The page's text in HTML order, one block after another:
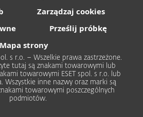
Zarządzaj cookies
Prześlij próbkę
Mapa strony
s r.o. – Wszelkie prawa zastrzeżone.
tutaj są znakami towarowymi lub
towarowymi ESET spol. s r.o. lub
Wszystkie inne nazwy oraz marki są
towarowymi poszczególnych
podmiotów.